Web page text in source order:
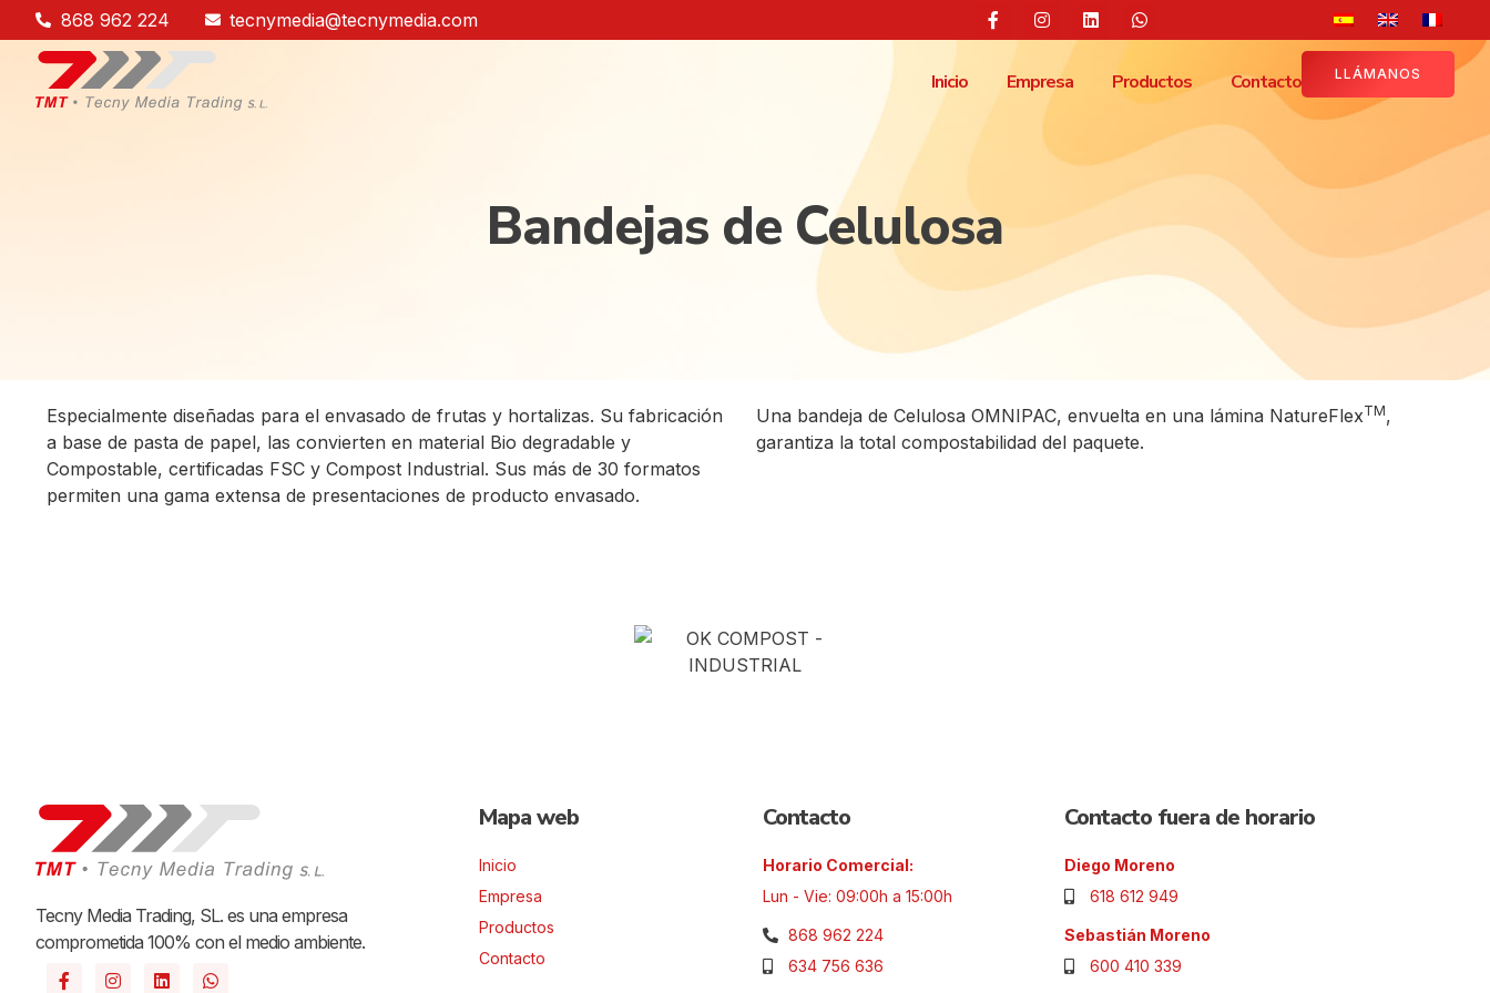
868 962 224 tecnymedia@tecnymedia.com
Inicio Empresa Productos Contacto LLÁMANOS
Bandejas de Celulosa
Especialmente diseñadas para el envasado de frutas y hortalizas. Su fabricación
a base de pasta de papel, las convierten en material Bio degradable y
Compostable, certificadas FSC y Compost Industrial. Sus más de 30 formatos
permiten una gama extensa de presentaciones de producto envasado.
Una bandeja de Celulosa OMNIPAC, envuelta en una lámina NatureFlexTM,
garantiza la total compostabilidad del paquete.
Tecny Media Trading, SL. es una empresa
comprometida 100% con el medio ambiente.
Mapa web
Inicio
Empresa
Productos
Contacto
Contacto
Horario Comercial:
Lun - Vie: 09:00h a 15:00h
868 962 224
634 756 636
Contacto fuera de horario
Diego Moreno
618 612 949
Sebastián Moreno
600 410 339